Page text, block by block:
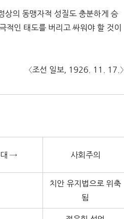
상의 동맹자적 성질도 충분하게 승
적인 태도를 버리고 싸워야 할 것이
〈조선 일보, 1926. 11. 17.〉
→ 사회주의
치안 유지법으로 위축
됨